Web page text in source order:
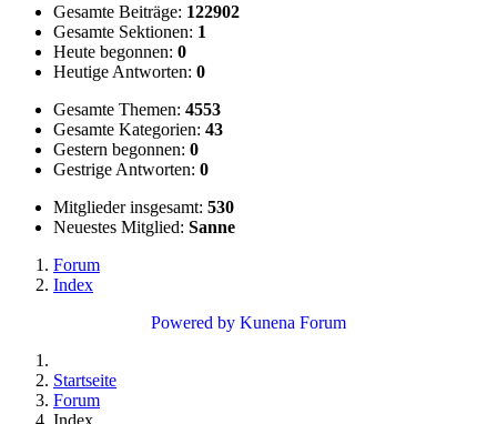
Gesamte Beiträge: 122902
Gesamte Sektionen: 1
Heute begonnen: 0
Heutige Antworten: 0
Gesamte Themen: 4553
Gesamte Kategorien: 43
Gestern begonnen: 0
Gestrige Antworten: 0
Mitglieder insgesamt: 530
Neuestes Mitglied: Sanne
Forum
Index
Powered by Kunena Forum
Startseite
Forum
Index